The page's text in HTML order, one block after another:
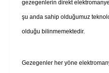
gezegenlerin direkt
şu anda sahip olduğumuz
olduğu bilinmemektedir.
Gezegenler her yöne